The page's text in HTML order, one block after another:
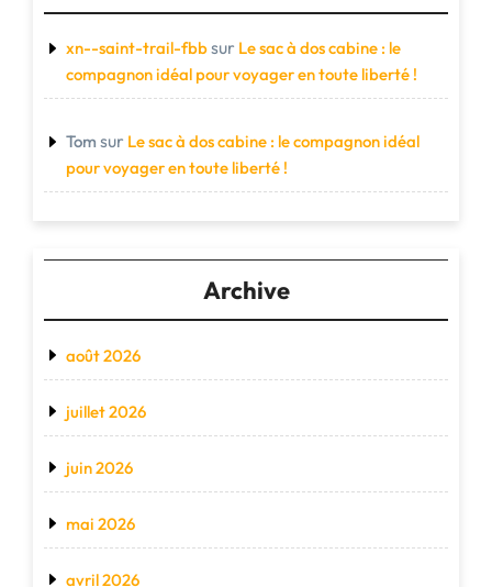
xn--saint-trail-fbbsur Le sac à dos cabine : le
compagnon idéal pour voyager en toute liberté !
Tom sur Le sac à dos cabine : le compagnon idéal
pour voyager en toute liberté !
Archive
août 2026
juillet 2026
juin 2026
mai 2026
avril 2026